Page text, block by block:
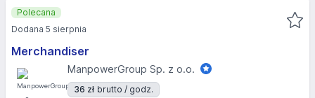
Merchandiser
ManpowerGroup Sp. z o.o.
36 zł brutto / godz.
Polecana
Dodana 5 sierpnia